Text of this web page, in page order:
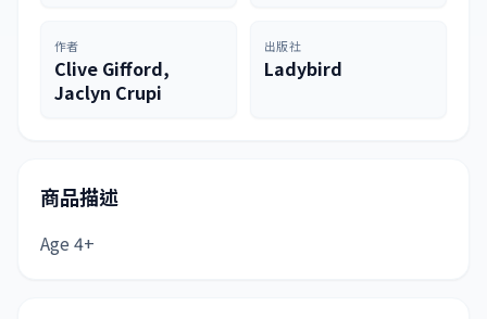
作者
Clive Gifford,
Jaclyn Crupi
出版社
Ladybird
商品描述
Age 4+